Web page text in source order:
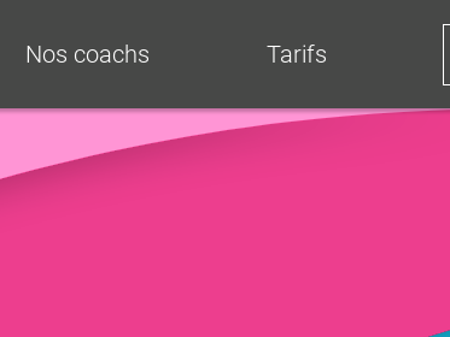
Nos coachs Tarifs